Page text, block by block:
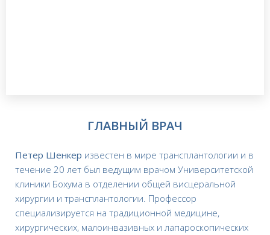
ГЛАВНЫЙ ВРАЧ
Петер Шенкер известен в мире трансплантологии и в
течение 20 лет был ведущим врачом Университетской
клиники Бохума в отделении общей висцеральной
хирургии и трансплантологии. Профессор
специализируется на традиционной медицине,
хирургических, малоинвазивных и лапароскопических